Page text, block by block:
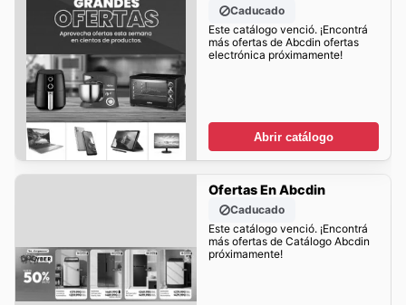
Caducado
Este catálogo venció. ¡Encontrá
más ofertas de Abcdin ofertas
electrónica próximamente!
Abrir catálogo
Ofertas En Abcdin
Caducado
Este catálogo venció. ¡Encontrá
más ofertas de Catálogo Abcdin
próximamente!